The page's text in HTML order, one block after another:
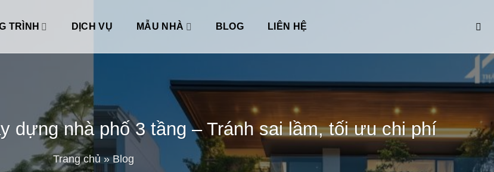
TRÌNH DỊCH VỤ MẪU NHÀ BLOG LIÊN HỆ
dựng nhà phố 3 tầng – Tránh sai lầm, tối ưu chi phí
Trang chủ»Blog